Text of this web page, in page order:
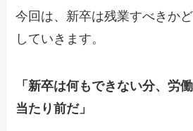
今回は、新卒は残業すべきか
していきます。
「新卒は何もできない分、労
当たり前だ」